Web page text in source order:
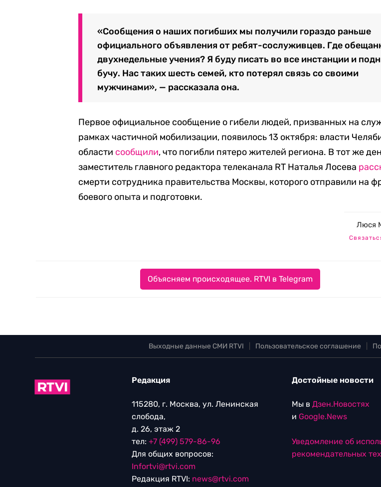
«Сообщения о наших погибших мы получили гораздо раньше
официального объявления от ребят-сослуживцев. Где
двухнедельные учения? Я буду писать во все инстанции и
бучу. Нас таких шесть семей, кто потерял связь со своими
мужчинами», — рассказала она.
Первое официальное сообщение о гибели людей, призванных на
рамках частичной мобилизации, появилось 13 октября: власти
области сообщили, что погибли пятеро жителей региона. В тот же
заместитель главного редактора телеканала RT Наталья Лосева
смерти сотрудника правительства Москвы, которого отправили на
боевого опыта и подготовки.
Люся
Объясняем происходящее. RTVI в Telegram
Выходные данные СМИ RTVI Пользовательское соглашение
Редакция
115280, г. Москва, ул. Ленинская
слобода,
д. 26, этаж 2
тел: +7 (499) 579-86-96
Для общих вопросов:
Infortvi@rtvi.com
Редакция RTVI: news@rtvi.com
Достойные новости
Мы в Дзен.Новостях
и Google.News
Уведомление об
рекомендательных